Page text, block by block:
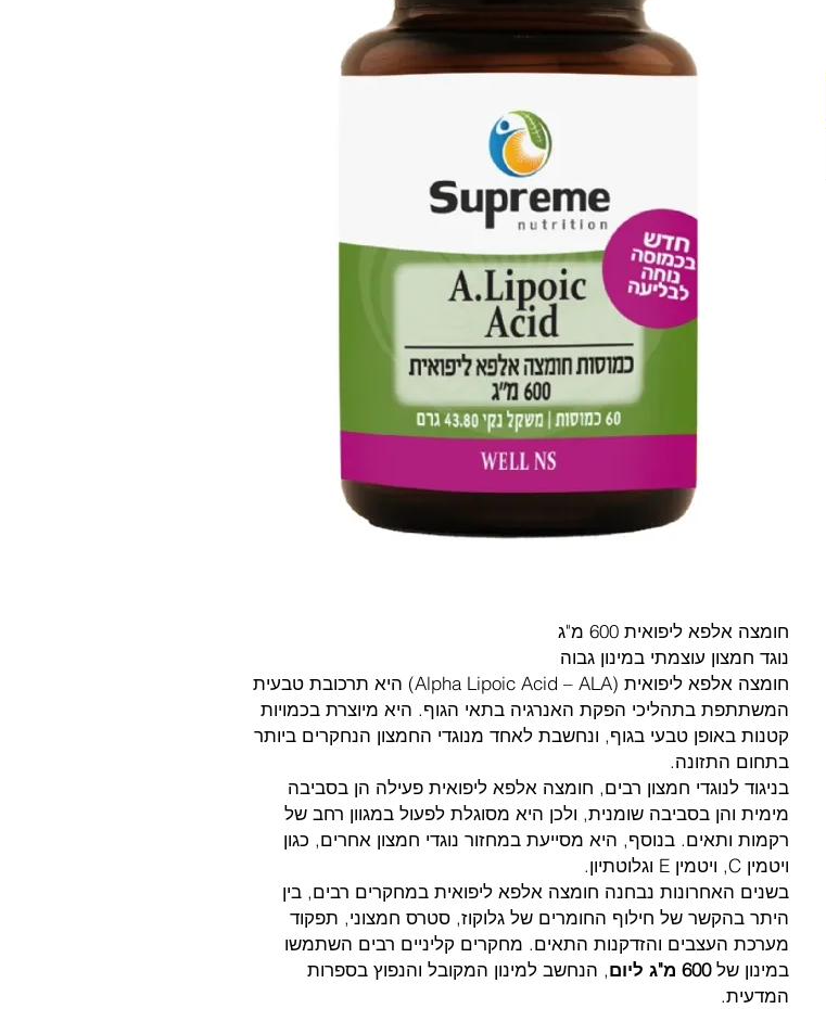
חומצה אלפא ליפואית 600 מ"ג
נוגד חמצון עוצמתי במינון גבוה
חומצה אלפא ליפואית (Alpha Lipoic Acid – ALA) היא תרכובת טבעית
המשתתפת בתהליכי הפקת האנרגיה בתאי הגוף. היא מיוצרת בכמויות
קטנות באופן טבעי בגוף, ונחשבת לאחד מנוגדי החמצון הנחקרים ביותר
בתחום התזונה.
בניגוד לנוגדי חמצון רבים, חומצה אלפא ליפואית פעילה הן בסביבה
מימית והן בסביבה שומנית, ולכן היא מסוגלת לפעול במגוון רחב של
רקמות ותאים. בנוסף, היא מסייעת במחזור נוגדי חמצון אחרים, כגון
ויטמין C, ויטמין E וגלוטתיון.
בשנים האחרונות נבחנה חומצה אלפא ליפואית במחקרים רבים, בין
היתר בהקשר של חילוף החומרים של גלוקוז, סטרס חמצוני, תפקוד
מערכת העצבים והזדקנות התאים. מחקרים קליניים רבים השתמשו
במינון של600 מ"ג ליום
, הנחשב למינון המקובל והנפוץ בספרות
המדעית.